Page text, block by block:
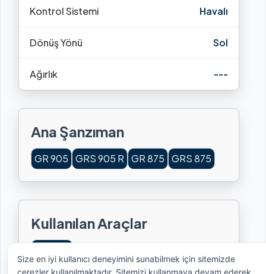
Kontrol Sistemi Havalı
Dönüş Yönü Sol
Ağırlık ---
Ana Şanzıman
GR 905 GRS 905 R GR 875 GRS 875
Kullanılan Araçlar
Size en iyi kullanıcı deneyimini sunabilmek için sitemizde
çerezler kullanılmaktadır. Sitemizi kullanmaya devam ederek